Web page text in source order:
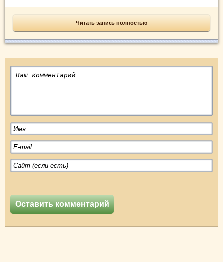
Читать запись полностью